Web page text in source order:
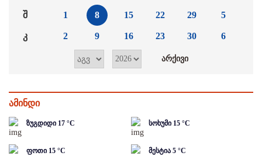
შ
კ
1
2
8
9
15
16
22
23
29
30
5
6
ამინდი
ზუგდიდი 17 °C სოხუმი 15 °C
ფოთი 15 °C მესტია 5 °C